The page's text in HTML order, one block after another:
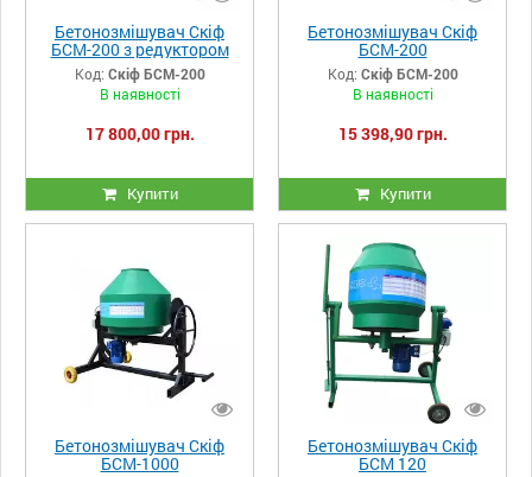
Бетонозмішувач Скіф
БСМ-200 з редуктором
для перевороту
Код: Скіф БСМ-200
В наявності
17 800,00 грн.
Купити
Бетонозмішувач Скіф
БСМ-200
Код: Скіф БСМ-200
В наявності
15 398,90 грн.
Купити
Бетонозмішувач Скіф
БСМ-1000
Бетонозмішувач Скіф
БСМ 120